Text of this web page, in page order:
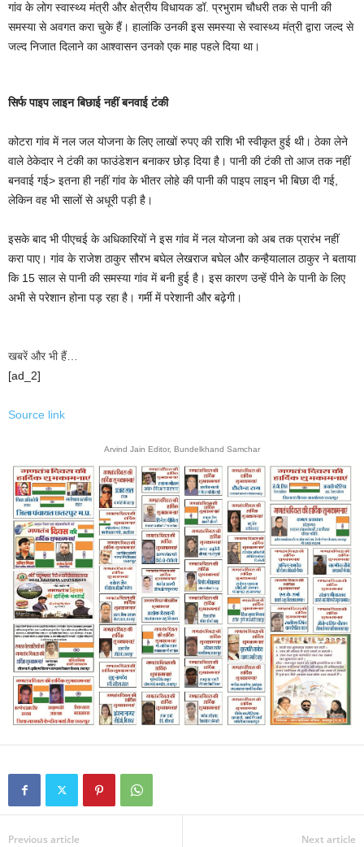
गांव के लोग स्वास्थ्य मंत्री और क्षेत्रीय विधायक डॉ. प्रभुराम चौधरी तक से पानी की
समस्या से अवगत करा चुके हैं। हालांकि उनकी इस समस्या से स्वास्थ्य मंत्री द्वारा जल्द से
जल्द निजात दिलाने का आश्वासन उनको एक माह पहले दिया था।
सिर्फ पाइप लाइन बिछाई नहीं बनवाई टंकी
कोटरा गांव में नल जल योजना के लिए लाखों रुपए की राशि भी स्वीकृत हुई थी। ठेका लेने
वाले ठेकेदार ने टंकी का फाउंडेशन बनाकर छोड़ दिया है। पानी की टंकी तो आज तक नहीं
बनवाई गई> इतना ही नहीं गांव के भीतर लोहे की पानी की पाइप लाइन भी बिछा दी गई,
लेकिन वह भी सालों से अधूरी पड़ी है।
इसके बाद भी पीएचई के अधिकारियों ने इस गांव में नल योजना को अब तक प्रारंभ नहीं
करा पाए। गांव के राजेश ठाकुर सौरभ बघेल लेखराज बघेल और कन्हैयालाल ठाकुर ने बताया
कि 15 साल से पानी की समस्या गांव में बनी हुई है। इस कारण उन्हें पीने के पानी के लिए
अभी से परेशान होना पड़ रहा है। गर्मी में परेशानी और बढ़ेगी।
खबरें और भी हैं…
[ad_2]
Source link
Arvind Jain Editor, Bundelkhand Samchar
Previous article Next article